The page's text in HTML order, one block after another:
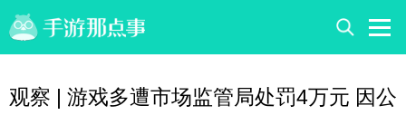
观察 | 游戏多遭市场监管局处罚4万元 因公